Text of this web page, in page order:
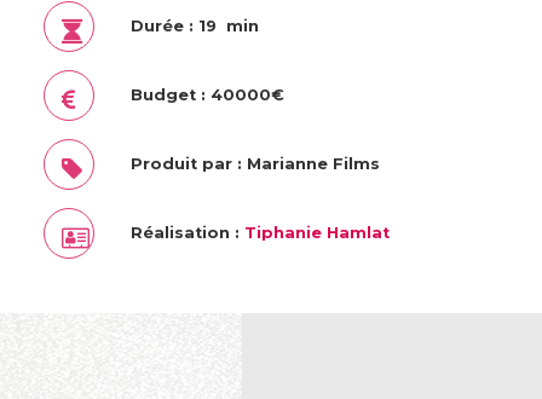
Durée : 19 min
Budget : 40000€
Produit par : Marianne Films
Réalisation : Tiphanie Hamlat